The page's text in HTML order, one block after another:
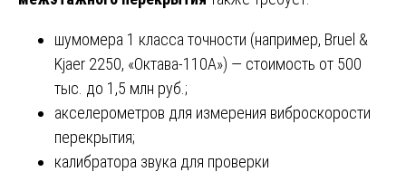
шумомера 1 класса точности (например, Bruel &
Kjaer 2250, «Октава-110А») — стоимость от 500
тыс. до 1,5 млн руб.;
акселерометров для измерения виброскорости
перекрытия;
калибратора звука для проверки